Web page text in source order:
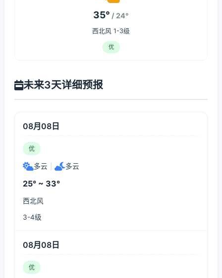
35° / 24°
西北风 1-3级
优
未来3天详细预报
08月08日
优
多云 多云
25° ~ 33°
西北风
3-4级
08月08日
优